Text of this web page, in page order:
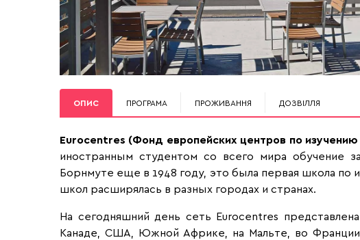
ОПИС ПРОГРАМА ПРОЖИВАННЯ ДОЗВІЛЛЯ
Eurocentres (Фонд европейских центров по
иностранным студентом со всего мира обучение
Борнмуте еще в 1948 году, это была первая школа
школ расширялась в разных городах и странах.
На сегодняшний день сеть Eurocentres
Канаде, США, Южной Африке, на Мальте, во